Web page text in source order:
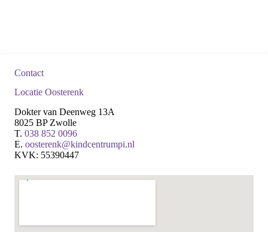
Contact
Locatie Oosterenk
Dokter van Deenweg 13A
8025 BP Zwolle
T. 038 852 0096
E. oosterenk@kindcentrumpi.nl
KVK: 55390447